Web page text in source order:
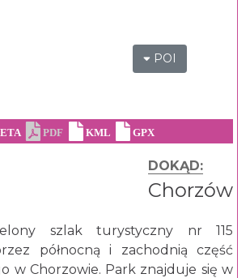
POI
DOKĄD:
Chorzów
szlak turystyczny nr 115
północną i zachodnią część
w Chorzowie. Park znajduje się w